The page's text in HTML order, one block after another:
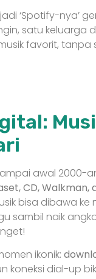
‘Spotify-nya’
satu keluarga
favorit, tanpa
awal 2000-
CD, Walkman,
bisa dibawa
sambil naik
ikonik:
koneksi dial-up